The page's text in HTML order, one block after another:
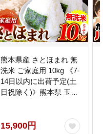
熊本県産 さとほまれ 無
洗米 ご家庭用 10kg 《7-
14日以内に出荷予定(土
日祝除く)》熊本県 玉名
gkt_lcl_705_10kg---
15,900円